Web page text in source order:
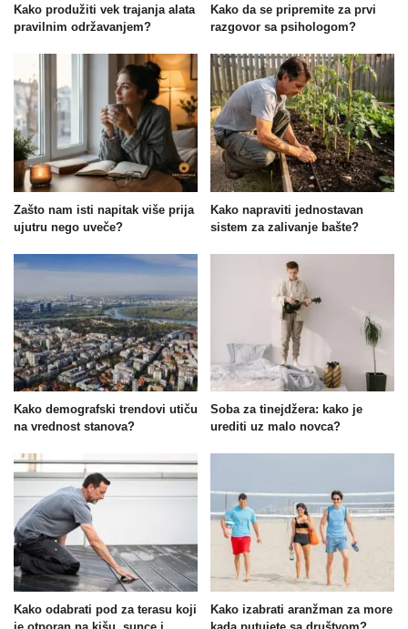
Kako produžiti vek trajanja alata
pravilnim održavanjem?
Kako da se pripremite za prvi
razgovor sa psihologom?
Zašto nam isti napitak više prija
ujutru nego uveče?
Kako napraviti jednostavan
sistem za zalivanje bašte?
Kako demografski trendovi utiču
na vrednost stanova?
Soba za tinejdžera: kako je
urediti uz malo novca?
Kako odabrati pod za terasu koji
Kako izabrati aranžman za more